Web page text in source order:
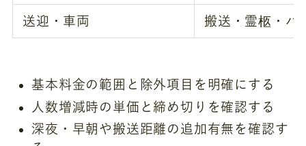
送迎・車両 搬送・霊柩・バ
基本料金の範囲と除外項目を明確にする
人数増減時の単価と締め切りを確認する
深夜・早朝や搬送距離の追加有無を確認す